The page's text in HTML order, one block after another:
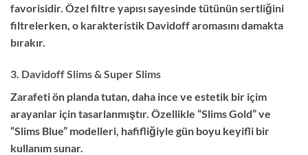
favorisidir. Özel filtre yapısı sayesinde tütünün sertliğini
filtrelerken, o karakteristik Davidoff aromasını damakta
bırakır.
3. Davidoff Slims & Super Slims
Zarafeti ön planda tutan, daha ince ve estetik bir içim
arayanlar için tasarlanmıştır. Özellikle “Slims Gold” ve
“Slims Blue” modelleri, hafifliğiyle gün boyu keyifli bir
kullanım sunar.